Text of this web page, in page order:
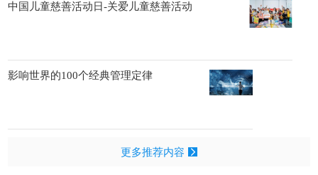
中国儿童慈善活动日-关爱儿童慈善活动
影响世界的100个经典管理定律
更多推荐内容